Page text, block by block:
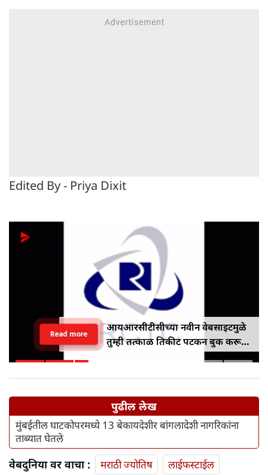
Edited By - Priya Dixit
आयआरसीटीसीच्या नवीन वेबसाइटमुळे
तुम्ही तत्काळ तिकीट पटकन बुक करू
Read more
पुढील लेख
मुंबईतील घाटकोपरमध्ये 13 बेकायदेशीर बांगलादेशी नागरिकांना
ताब्यात घेतले
वेबदुनिया वर वाचा : मराठी ज्योतिष लाईफस्टाईल